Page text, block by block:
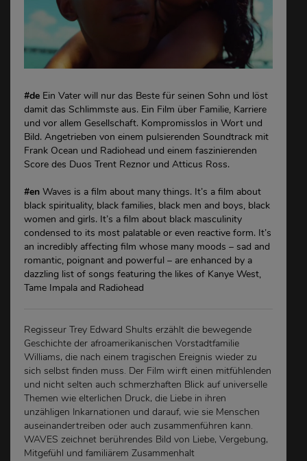
#de Ein Vater will nur das Beste für seinen Sohn und löst
damit das Schlimmste aus. Ein Film über Familie, Karriere
und vor allem Gesellschaft. Kompromisslos in Wort und
Bild. Angetrieben von einem pulsierenden Soundtrack mit
Frank Ocean und Radiohead und einem faszinierenden
Score des Duos Trent Reznor und Atticus Ross.
#en Waves is a film about many things. It’s a film about
black spirituality, black families, black men and boys, black
women and girls. It’s a film about black masculinity
condensed to its most palatable or even reactive form. It’s
an incredibly affecting film whose many moods – sad and
romantic, poignant and powerful – are enhanced by a
dazzling list of songs featuring the likes of Kanye West,
Tame Impala and Radiohead
Regisseur Trey Edward Shults erzählt die bewegende
Geschichte der afroamerikanischen Vorstadtfamilie
Williams, die nach einem tragischen Ereignis wieder zu
sich selbst finden muss. Der Film wirft einen mitfühlenden
und nicht selten auch schmerzhaften Blick auf universelle
Themen wie elterlichen Druck, die Liebe in ihren
unzähligen Inkarnationen und darauf, wie sie Menschen
auseinandertreiben oder auch zusammenführen kann.
WAVES zeichnet berührendes Bild von Liebe, Vergebung,
Mitgefühl und familiärem Zusammenhalt